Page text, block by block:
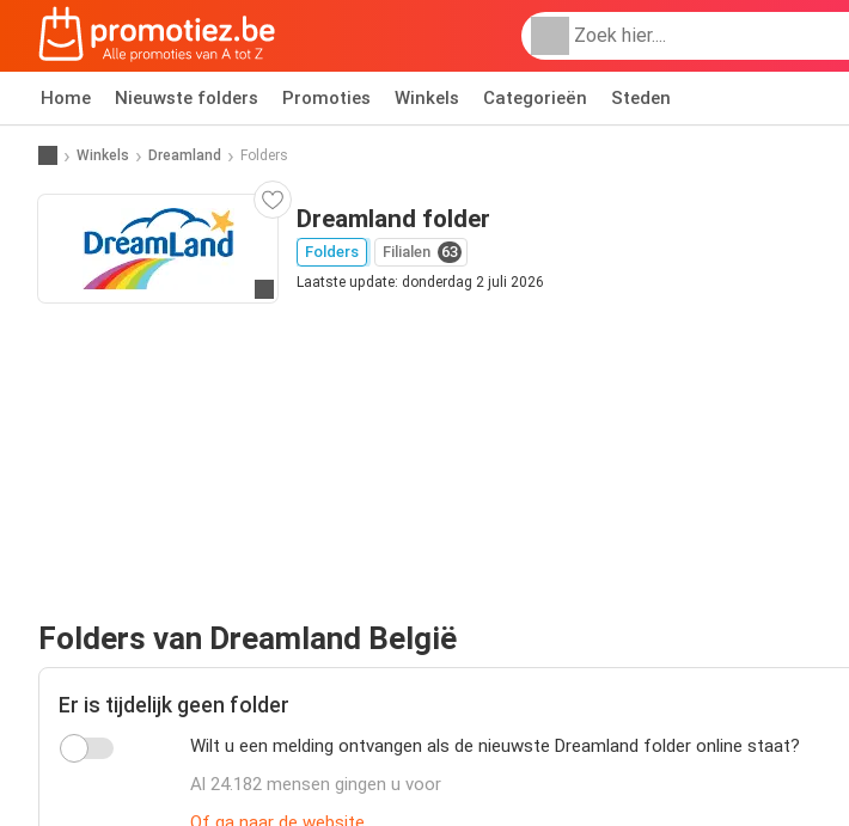
Home Nieuwste folders Promoties Winkels Categorieën Steden
Winkels Dreamland Folders
Ga naar website
Dreamland folder
Folders Filialen 63
Laatste update: donderdag 2 juli 2026
Folders van Dreamland België
Er is tijdelijk geen folder
Wilt u een melding ontvangen als de nieuwste Dreamland folder online staat?
Al 24.182 mensen gingen u voor